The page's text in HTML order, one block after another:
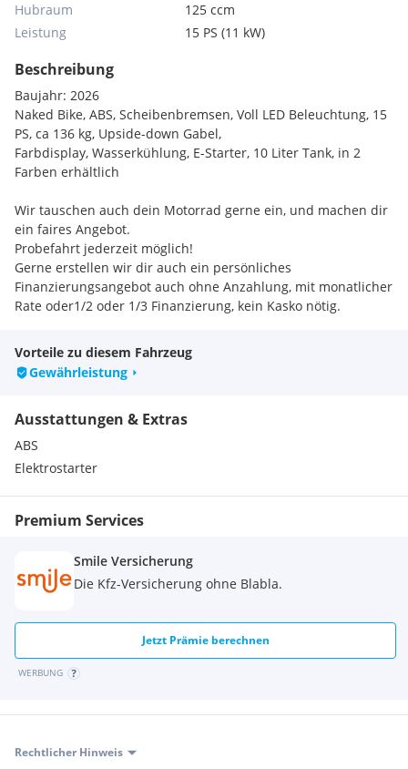
Hubraum
125 ccm
Leistung
15 PS (11 kW)
Beschreibung
Baujahr: 2026
Naked Bike, ABS, Scheibenbremsen, Voll LED Beleuchtung, 15
PS, ca 136 kg, Upside-down Gabel,
Farbdisplay, Wasserkühlung, E-Starter, 10 Liter Tank, in 2
Farben erhältlich
Wir tauschen auch dein Motorrad gerne ein, und machen dir
ein faires Angebot.
Probefahrt jederzeit möglich!
Gerne erstellen wir dir auch ein persönliches
Finanzierungsangebot auch ohne Anzahlung, mit monatlicher
Rate oder1/2 oder 1/3 Finanzierung, kein Kasko nötig.
Wir haben ständig 100 Gebrauchtbikes in Leibnitz u. der
Filiale Villach lagernd, alle Motorräder unter
Irrtümer und Zwischenverkauf vorbehalten!
BITTE ANFRAGEN!
Vorteile zu diesem Fahrzeug
Gewährleistung
Ausstattungen & Extras
ABS
Elektrostarter
Premium Services
Smile Versicherung
Die Kfz-Versicherung ohne Blabla.
Jetzt Prämie berechnen
WERBUNG
Rechtlicher Hinweis